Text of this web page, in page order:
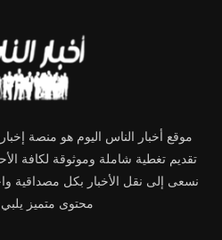
موقع أخبار الناس اليوم هو منصة
تقديم تغطية شاملة وموثوقة لكافة
نسعى إلى نقل الأخبار بكل مصداقية
محتوى متميز